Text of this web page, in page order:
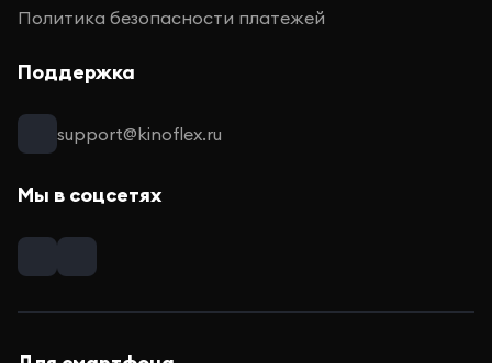
Политика безопасности платежей
Поддержка
support@kinoflex.ru
Мы в соцсетях